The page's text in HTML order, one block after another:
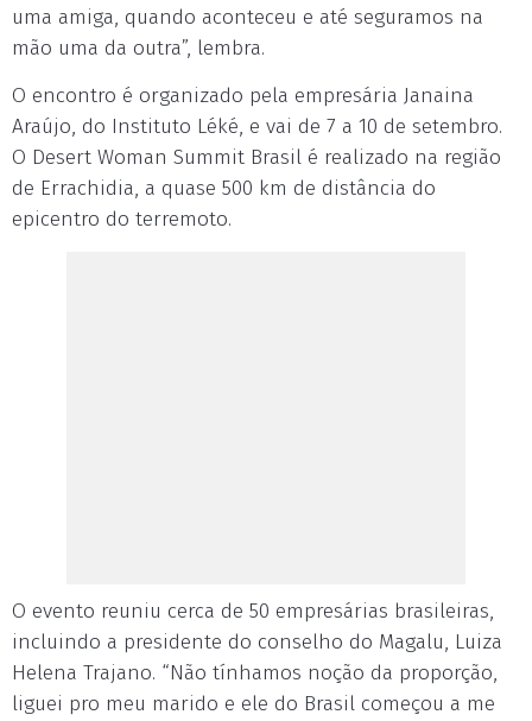
uma amiga, quando aconteceu e até seguramos na
mão uma da outra”, lembra.
O encontro é organizado pela empresária Janaina
Araújo, do Instituto Léké, e vai de 7 a 10 de setembro.
O Desert Woman Summit Brasil é realizado na região
de Errachidia, a quase 500 km de distância do
epicentro do terremoto.
O evento reuniu cerca de 50 empresárias brasileiras,
incluindo a presidente do conselho do Magalu, Luiza
Helena Trajano. “Não tínhamos noção da proporção,
liguei pro meu marido e ele do Brasil começou a me